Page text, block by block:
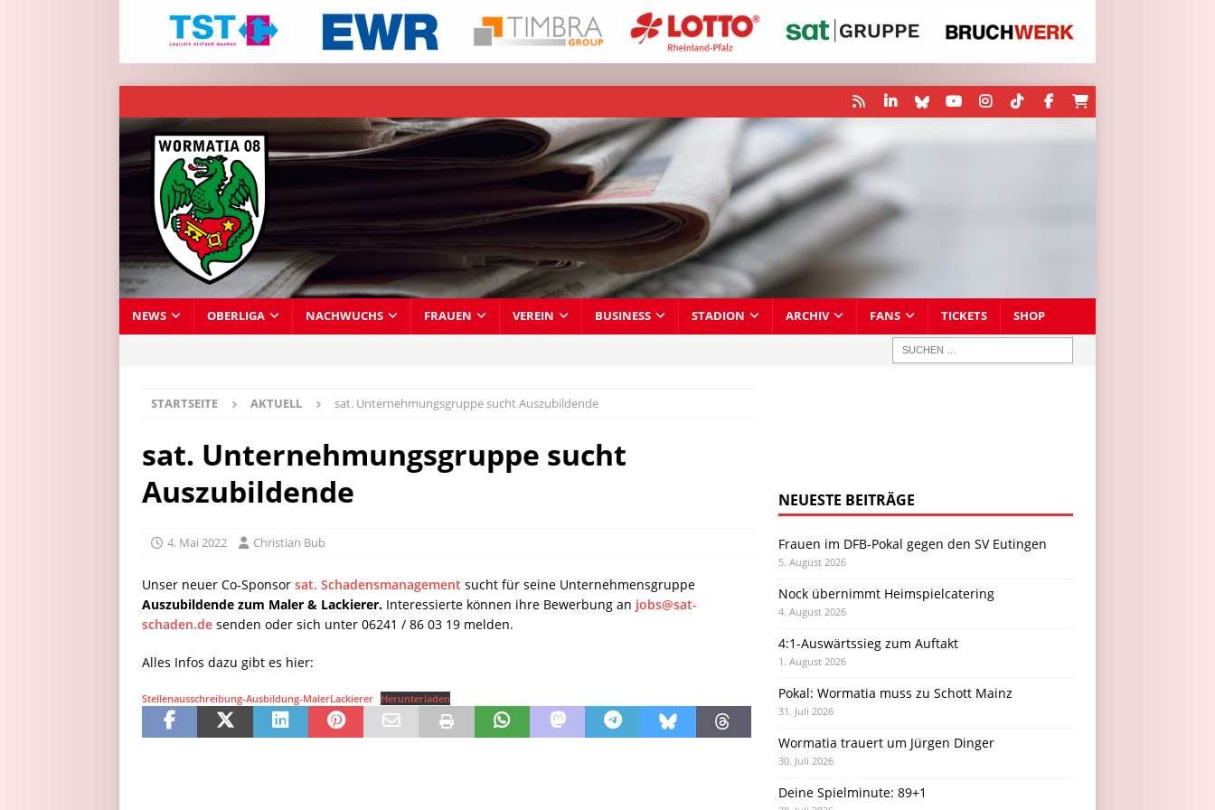
NEWS OBERLIGA NACHWUCHS FRAUEN VEREIN BUSINESS STADION ARCHIV FANS TICKETS SHOP
STARTSEITE AKTUELL sat. Unternehmungsgruppe sucht Auszubildende
sat. Unternehmungsgruppe sucht
Auszubildende
4. Mai 2022 Christian Bub
Unser neuer Co-Sponsor sat. Schadensmanagement sucht für seine Unternehmensgruppe
Auszubildende zum Maler & Lackierer. Interessierte können ihre Bewerbung an jobs@sat-
schaden.de senden oder sich unter 06241 / 86 03 19 melden.
Alles Infos dazu gibt es hier:
Stellenausschreibung-Ausbildung-MalerLackierer Herunterladen
NEUESTE BEITRÄGE
Frauen im DFB-Pokal gegen den SV Eutingen
5. August 2026
Nock übernimmt Heimspielcatering
4. August 2026
4:1-Auswärtssieg zum Auftakt
1. August 2026
Pokal: Wormatia muss zu Schott Mainz
31. Juli 2026
Wormatia trauert um Jürgen Dinger
30. Juli 2026
Deine Spielminute: 89+1